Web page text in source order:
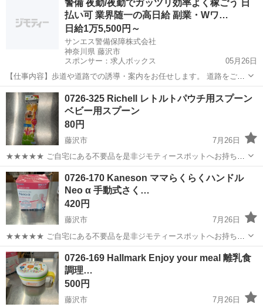
衣料服飾品、生活雑貨、家具、本、CD・DVDなどが無料でまとめて持
ち込めます！ ※詳細はこ...
警備 夜勤/夜勤でガッツリ効率よく稼ごう 日
払い可 業界随一の高日給 副業・Wワ…
日給1万5,500円～
サンエス警備保障株式会社
神奈川県 藤沢市
スポンサー：求人ボックス
05月26日
【仕事内容】歩道や道路での誘導・案内をお任せします。 道路をご利
用される車両や歩行者の方が安全に安心して通行するために適切に誘
導してください。 勤務地へは直行直帰OKです! <未経験でも安心!!> 丁
寧な研修20hで基本的な知識を...
アルバイト・パート
0726-325 Richell レトルトパウチ用スプーン
ベビー用スプーン
80円
藤沢市
7月26日
★★★★★ ご自宅にある不要品を是非ジモティースポットへお持ち込
みしませんか？ 家電、趣味・スポーツ・レジャー用品、こども用品、
衣料服飾品、生活雑貨、家具、本、CD・DVDなどが無料でまとめて持
ち込めます！ ※詳細はこ...
神奈川 藤沢市 ベビー用品
0726-170 Kaneson ママらくらくハンドル
Neo α 手動式さく…
420円
藤沢市
7月26日
★★★★★ ご自宅にある不要品を是非ジモティースポットへお持ち込
みしませんか？ 家電、趣味・スポーツ・レジャー用品、こども用品、
衣料服飾品、生活雑貨、家具、本、CD・DVDなどが無料でまとめて持
ち込めます！ ※詳細はこ...
神奈川 藤沢市
0726-169 Hallmark Enjoy your meal 離乳食
調理…
500円
藤沢市
7月26日